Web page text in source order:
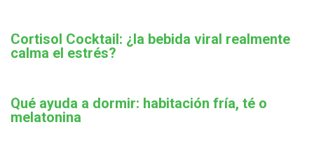
Cortisol Cocktail: ¿la bebida viral realmente
calma el estrés?
Qué ayuda a dormir: habitación fría, té o
melatonina